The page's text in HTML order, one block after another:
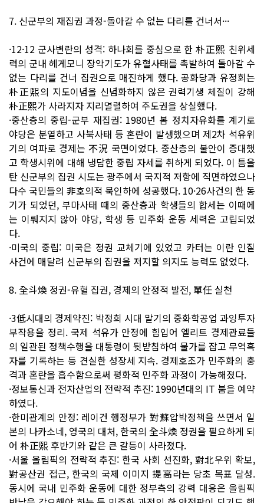
7. 신군부의 재집권 과정-돌아갈 수 없는 다리를 건너서···
·12·12 군사변란의 성격: 하나회를 중심으로 한 朴正熙 친위세
력의 군내 헤게모니 장악기도가 유혈사태를 촉발하여 돌아갈 수
없는 다리를 건너 집권으로 매진하게 했다. 공화당과 유정회는
朴正熙의 지도이념을 신념화하지 않은 권력기생 체질이 강해
朴正熙가 사라지자 지리멸렬하여 주도권을 상실했다.
·중산층의 중립-군부 재집권: 1980년 봄 정치자유화를 계기로
야당은 분열하고 사북사태 등 혼란이 발생했으며 제2차 석유위
기의 여파로 경제는 不況 국면이었다. 중산층의 불안이 증대했
고 학생시위에 대해 냉담한 중립 자세를 취하게 되었다. 이 틈을
탄 신군부의 집권 시도는 광주에서 국지적 저항에 직면하였으나
다수 국민들의 非호의적 묵인하에 성공했다. 10·26사건의 한 동
기가 되었던, 부마사태 때의 중산층과 학생들의 합세는 이때에
는 이뤄지지 않아 야당, 학생 등 민주화 운동 세력은 고립되었
다.
·미국의 중립: 미국은 정권 교체기에 있었고 카터는 이란 인질
사건에 매달려 신군부의 집권을 저지할 의지도 능력도 없었다.
8. 全斗煥 정권-유혈 집권, 경제의 안정적 발전, 單任 실천
·3低시대의 경제약진: 박정희 시대 말기의 중화학공업 과잉투자
부작용을 정리. 국제 석유가 안정에 힘입어 엘리트 경제관료들
의 일관된 정책수행을 대통령이 뒷받침하여 물가를 잡고 무역흑
자를 기록하는 등 견실한 성장세 지속. 경제호조가 민주화의 충
격과 혼란을 흡수함으로써 평화적 민주화 과정이 가능해졌다.
·정보통신과 전자산업의 전략적 추진: 1990년대의 IT 붐을 예약
하였다.
·한미관계의 안정: 레이건 행정부가 對蘇압박정책을 쓰면서 일
본의 나카소네, 영국의 대처, 한국의 全斗煥 정권을 필요하게 되
어 朴正熙 후반기와 같은 큰 갈등이 사라졌다.
·서울 올림픽의 전략적 추진: 한국 사회 선진화, 對北우위 확보,
對공산권 접근, 한국의 국제 이미지 提高라는 당초 목표 달성.
동시에 국내 민주화 운동에 대한 정부측의 강력 대응은 올림픽